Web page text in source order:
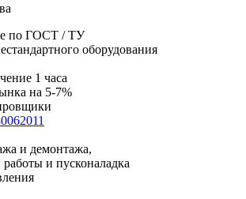
по ГОСТ / ТУ
оборудования
1 часа
на 5-7%
и демонтажа,
и пусконаладка